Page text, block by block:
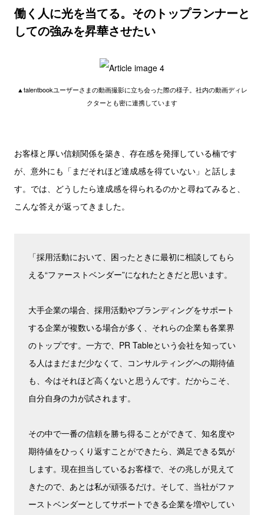
働く人に光を当てる。そのトップランナーと
しての強みを昇華させたい
▲talentbookユーザーさまの動画撮影に立ち会った際の様子。社内の動画ディレ
クターとも密に連携しています
お客様と厚い信頼関係を築き、存在感を発揮している楠です
が、意外にも「まだそれほど達成感を得ていない」と話しま
す。では、どうしたら達成感を得られるのかと尋ねてみると、
こんな答えが返ってきました。
「採用活動において、困ったときに最初に相談してもら
える“ファーストベンダー”になれたときだと思います。
大手企業の場合、採用活動やブランディングをサポート
する企業が複数いる場合が多く、それらの企業も各業界
のトップです。一方で、PR Tableという会社を知ってい
る人はまだまだ少なくて、コンサルティングへの期待値
も、今はそれほど高くないと思うんです。だからこそ、
自分自身の力が試されます。
その中で一番の信頼を勝ち得ることができて、知名度や
期待値をひっくり返すことができたら、満足できる気が
します。現在担当しているお客様で、その兆しが見えて
きたので、あとは私が頑張るだけ。そして、当社がファ
ーストベンダーとしてサポートできる企業を増やしてい